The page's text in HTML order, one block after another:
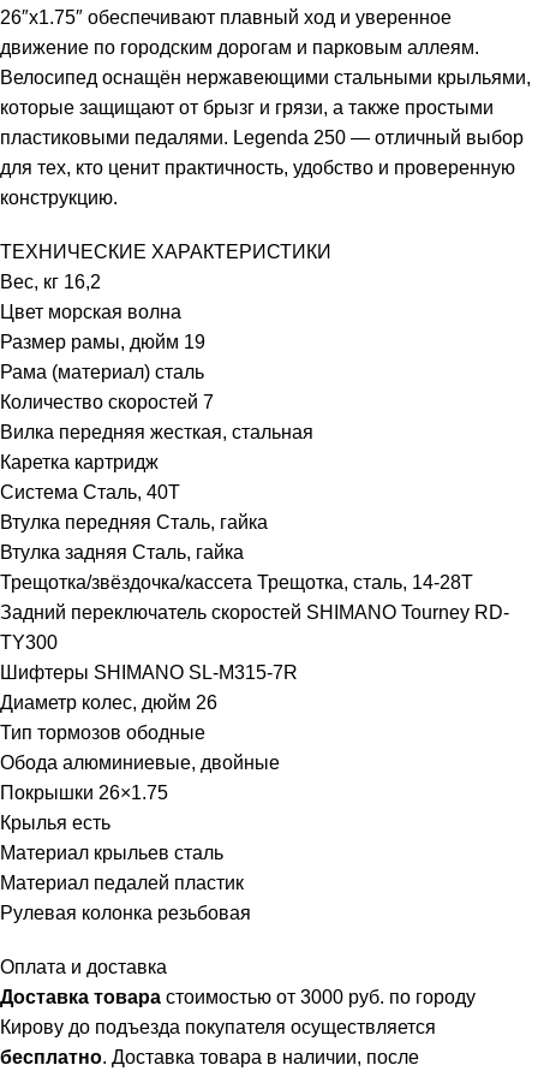
26″x1.75″ обеспечивают плавный ход и уверенное
движение по городским дорогам и парковым аллеям.
Велосипед оснащён нержавеющими стальными крыльями,
которые защищают от брызг и грязи, а также простыми
пластиковыми педалями. Legenda 250 — отличный выбор
для тех, кто ценит практичность, удобство и проверенную
конструкцию.
ТЕХНИЧЕСКИЕ ХАРАКТЕРИСТИКИ
Вес, кг 16,2
Цвет морская волна
Размер рамы, дюйм 19
Рама (материал) сталь
Количество скоростей 7
Вилка передняя жесткая, стальная
Каретка картридж
Система Сталь, 40T
Втулка передняя Сталь, гайка
Втулка задняя Сталь, гайка
Трещотка/звёздочка/кассета Трещотка, сталь, 14-28Т
Задний переключатель скоростей SHIMANO Tourney RD-
TY300
Шифтеры SHIMANO SL-M315-7R
Диаметр колес, дюйм 26
Тип тормозов ободные
Обода алюминиевые, двойные
Покрышки 26×1.75
Крылья есть
Материал крыльев сталь
Материал педалей пластик
Рулевая колонка резьбовая
Оплата и доставка
Доставка товара стоимостью от 3000 руб. по городу
Кирову до подъезда покупателя осуществляется
бесплатно. Доставка товара в наличии, после